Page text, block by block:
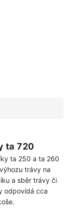
ta 720
ta 250 a ta 260
trávy na
a sběr trávy či
odpovídá cca